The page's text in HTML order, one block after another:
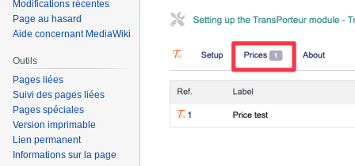
Modifications récentes
Page au hasard
Aide concernant MediaWiki
Outils
Pages liées
Suivi des pages liées
Pages spéciales
Version imprimable
Lien permanent
Informations sur la page